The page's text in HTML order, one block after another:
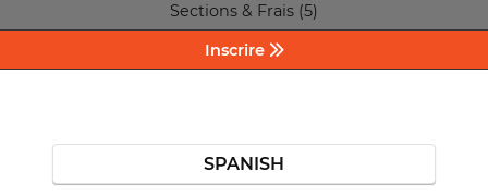
Sections & Frais (5)
Inscrire
SPANISH